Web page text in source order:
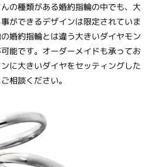
の種類がある婚約指輪の中でも、大
ができるデザインは限定されていま
婚約指輪とは違う大きいダイヤモン
能です。オーダーメイドも承ってお
に大きいダイヤをセッティングした
相談ください。